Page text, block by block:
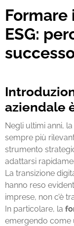
ESG:
aziendale
Negli ultimi anni,
sempre più
strumento
adattarsi
La transizione
hanno reso
imprese, non c’è
In particolare, la
emergendo come